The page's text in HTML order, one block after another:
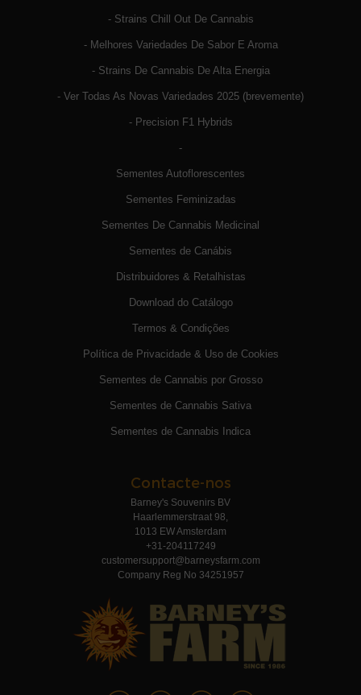
- Strains Chill Out De Cannabis
- Melhores Variedades De Sabor E Aroma
- Strains De Cannabis De Alta Energia
- Ver Todas As Novas Variedades 2025 (brevemente)
- Precision F1 Hybrids
-
Sementes Autoflorescentes
Sementes Feminizadas
Sementes De Cannabis Medicinal
Sementes de Canábis
Distribuidores & Retalhistas
Download do Catálogo
Termos & Condições
Política de Privacidade & Uso de Cookies
Sementes de Cannabis por Grosso
Sementes de Cannabis Sativa
Sementes de Cannabis Indica
Contacte-nos
Barney's Souvenirs BV
Haarlemmerstraat 98,
1013 EW Amsterdam
+31-204117249
customersupport@barneysfarm.com
Company Reg No 34251957